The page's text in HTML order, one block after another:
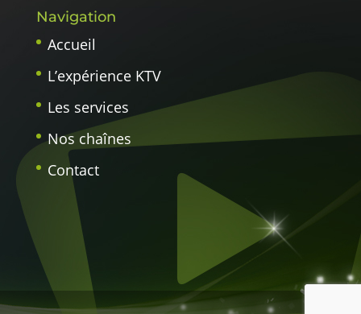
Navigation
Accueil
L’expérience KTV
Les services
Nos chaînes
Contact